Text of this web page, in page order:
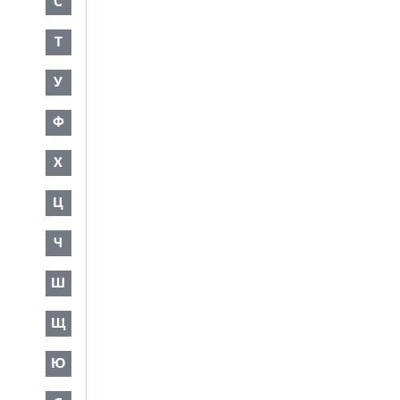
Т
У
Ф
Х
Ц
Ч
Ш
Щ
Ю